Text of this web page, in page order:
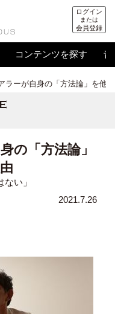
ログイン
または
会員登録
コンテンツを探す 音
ラーが自身の「方法論」を他
の「方法論」
い」
2021.7.26